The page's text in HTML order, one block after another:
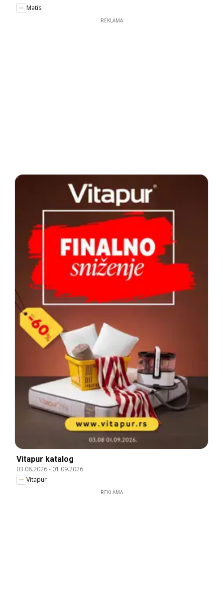
Matis
REKLAMA
Vitapur katalog
03.08.2026- 01.09.2026
Vitapur
REKLAMA